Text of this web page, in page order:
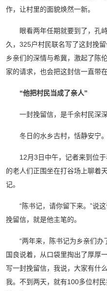
作，让村里的面貌焕然一新。
眼看两年任期就要到了，孔
久，325户村民联名写了这封挽
乡亲们的深情与希冀，激起了陈
家的请求，也会把这封信一直带
“他把村民当成了亲人”
一封挽留信，是千余村民深
冬日的水乡古村，恬静安宁。
12月3日中午，记者来到位
的老人们正围坐在打谷场上聊着
记。
“陈书记，请你留下来。”说
挽留信，就是他主笔的。
“两年来，陈书记为乡亲们办
国良说着，从口袋里掏出了厚厚
写一封挽留信，我说，大家有什
我。不到两天，就有100多位村